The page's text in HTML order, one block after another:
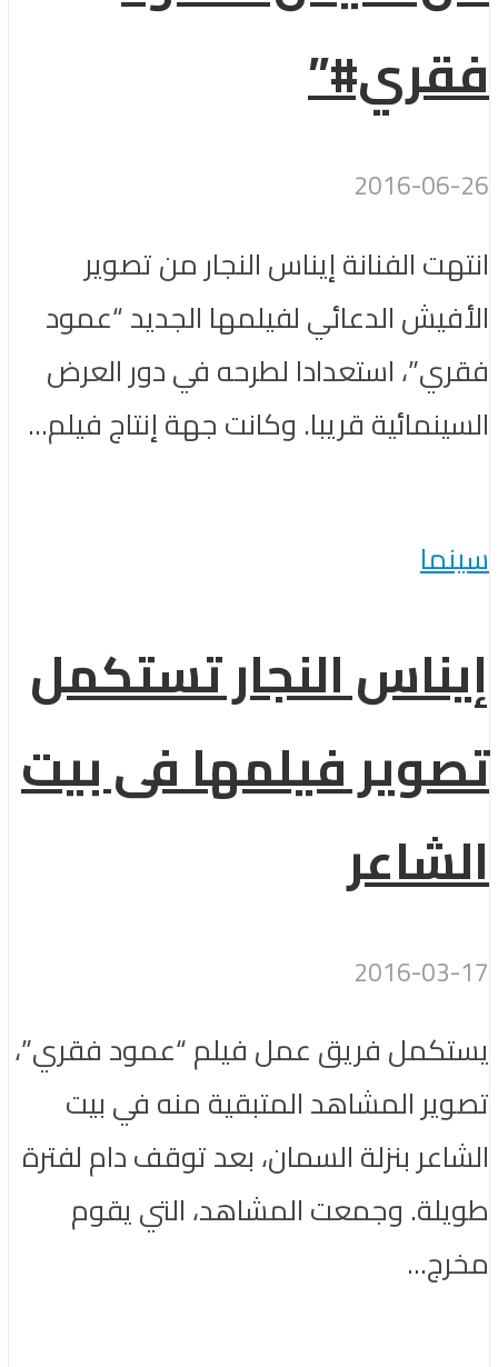
فقري#”
2016-06-26
انتهت الفنانة إيناس النجار من تصوير
الأفيش الدعائي لفيلمها الجديد “عمود
فقري”، استعدادا لطرحه في دور العرض
السينمائية قريبا. وكانت جهة إنتاج فيلم...
سينما
إيناس النجار تستكمل
تصوير فيلمها فى بيت
الشاعر
2016-03-17
يستكمل فريق عمل فيلم “عمود فقري”،
تصوير المشاهد المتبقية منه في بيت
الشاعر بنزلة السمان، بعد توقف دام لفترة
طويلة. وجمعت المشاهد، التي يقوم
مخرج...